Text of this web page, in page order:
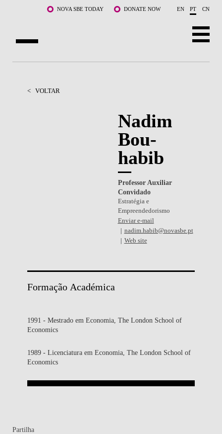
Saltar para o conteúdo principalNOVA SBE TODAY DONATE NOW EN PT CN
CURSOS
< VOLTAR
Nadim
Bou-
habib
Professor Auxiliar
Convidado
Estratégia e
Empreendedorismo
Enviar e-mail
nadim.habib@novasbe.pt
Web site
Formação Académica
1991 - Mestrado em Economia, The London School of
Economics
1989 - Licenciatura em Economia, The London School of
Economics
Partilha